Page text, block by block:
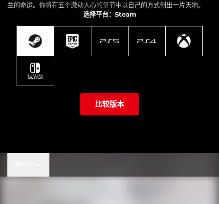
兰的命运。你将在五个激动人心的章节中以自己的方式创出一片天地。
选择平台：Steam
比较版本